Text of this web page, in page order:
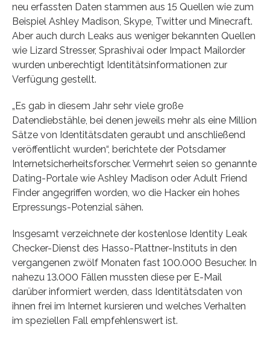
neu erfassten Daten stammen aus 15 Quellen wie zum
Beispiel Ashley Madison, Skype, Twitter und Minecraft.
Aber auch durch Leaks aus weniger bekannten Quellen
wie Lizard Stresser, Sprashivai oder Impact Mailorder
wurden unberechtigt Identitätsinformationen zur
Verfügung gestellt.
„Es gab in diesem Jahr sehr viele große
Datendiebstähle, bei denen jeweils mehr als eine Million
Sätze von Identitätsdaten geraubt und anschließend
veröffentlicht wurden“, berichtete der Potsdamer
Internetsicherheitsforscher. Vermehrt seien so genannte
Dating-Portale wie Ashley Madison oder Adult Friend
Finder angegriffen worden, wo die Hacker ein hohes
Erpressungs-Potenzial sähen.
Insgesamt verzeichnete der kostenlose Identity Leak
Checker-Dienst des Hasso-Plattner-Instituts in den
vergangenen zwölf Monaten fast 100.000 Besucher. In
nahezu 13.000 Fällen mussten diese per E-Mail
darüber informiert werden, dass Identitätsdaten von
ihnen frei im Internet kursieren und welches Verhalten
im speziellen Fall empfehlenswert ist.